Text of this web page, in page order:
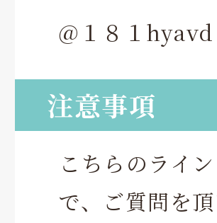
@１８１hyavd
注意事項
こちらのライ
で、ご質問を